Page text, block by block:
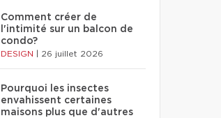
Comment créer de
l'intimité sur un balcon de
condo?
DESIGN 26 juillet 2026
Pourquoi les insectes
envahissent certaines
maisons plus que d'autres